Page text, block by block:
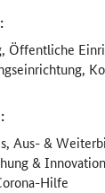
Öffentliche
Aus- &
& Innovation
Hilfe